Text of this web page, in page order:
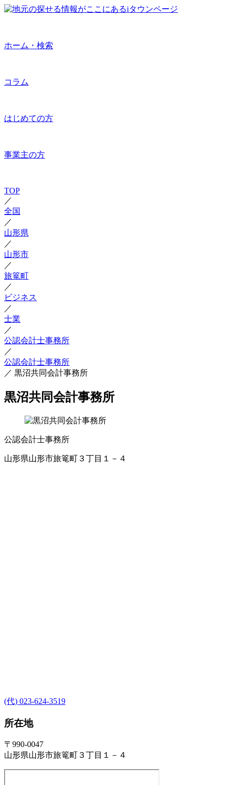
ホーム・検索
コラム
はじめての方
事業主の方
TOP
／
全国
／
山形県
／
山形市
／
旅篭町
／
ビジネス
／
士業
／
公認会計士事務所
／
公認会計士事務所
／ 黒沼共同会計事務所
黒沼共同会計事務所
公認会計士事務所
山形県山形市旅篭町３丁目１－４
(代) 023-624-3519
所在地
〒990-0047
山形県山形市旅篭町３丁目１－４